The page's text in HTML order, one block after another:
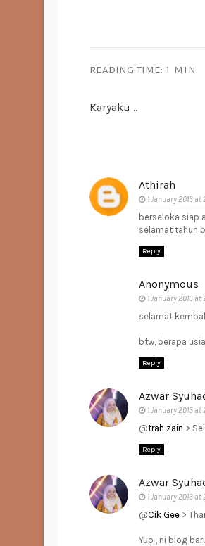
READING TIME: 1 MIN
Karyaku ..
Athirah
1 January 2013 at
berseloka siap
selamat tahun
Reply
Anonymous
1 January 2013 at
selamat
btw, berapa
Reply
Azwar
1 January 2013 at
@trah zain >
Reply
Azwar
1 January 2013 at
@Cik Gee >
Yup , ni blog